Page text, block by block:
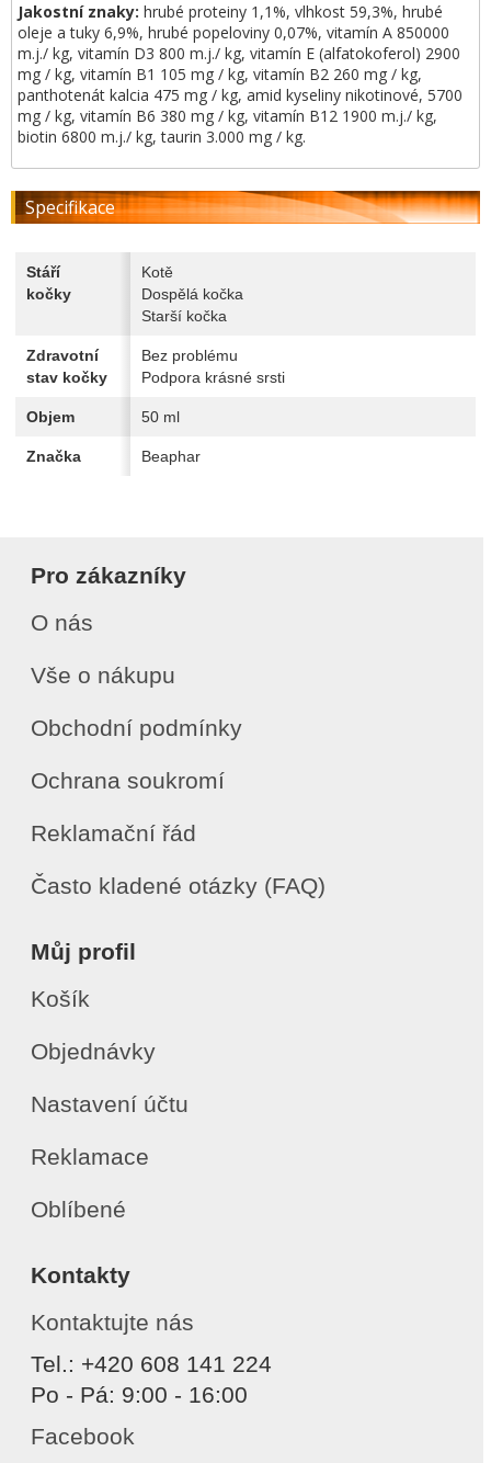
Jakostní znaky: hrubé proteiny 1,1%, vlhkost 59,3%, hrubé
oleje a tuky 6,9%, hrubé popeloviny 0,07%, vitamín A 850000
m.j./ kg, vitamín D3 800 m.j./ kg, vitamín E (alfatokoferol) 2900
mg / kg, vitamín B1 105 mg / kg, vitamín B2 260 mg / kg,
panthotenát kalcia 475 mg / kg, amid kyseliny nikotinové, 5700
mg / kg, vitamín B6 380 mg / kg, vitamín B12 1900 m.j./ kg,
biotin 6800 m.j./ kg, taurin 3.000 mg / kg.
Specifikace
Stáří
kočky
Kotě
Dospělá kočka
Starší kočka
Zdravotní
stav kočky
Bez problému
Podpora krásné srsti
Objem 50 ml
Značka Beaphar
Pro zákazníky
O nás
Vše o nákupu
Obchodní podmínky
Ochrana soukromí
Reklamační řád
Často kladené otázky (FAQ)
Můj profil
Košík
Objednávky
Nastavení účtu
Reklamace
Oblíbené
Kontakty
Kontaktujte nás
Tel.: +420 608 141 224
Po - Pá: 9:00 - 16:00
Facebook